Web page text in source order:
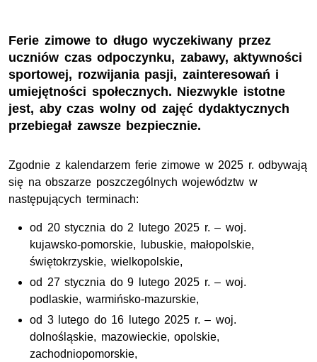
Ferie zimowe to długo wyczekiwany przez
uczniów czas odpoczynku, zabawy, aktywności
sportowej, rozwijania pasji, zainteresowań i
umiejętności społecznych. Niezwykle istotne
jest, aby czas wolny od zajęć dydaktycznych
przebiegał zawsze bezpiecznie.
Zgodnie z kalendarzem ferie zimowe w 2025 r. odbywają
się na obszarze poszczególnych województw w
następujących terminach:
od 20 stycznia do 2 lutego 2025 r. – woj.
kujawsko-pomorskie, lubuskie, małopolskie,
świętokrzyskie, wielkopolskie,
od 27 stycznia do 9 lutego 2025 r. – woj.
podlaskie, warmińsko-mazurskie,
od 3 lutego do 16 lutego 2025 r. – woj.
dolnośląskie, mazowieckie, opolskie,
zachodniopomorskie,